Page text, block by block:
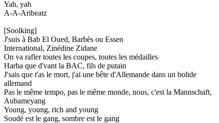
Yah, yah
A-A-Aribeatz
[Soolking]
J'suis à Bab El Oued, Barbès ou Essen
International, Zinédine Zidane
On va rafler toutes les coupes, toutes les médailles
Harba que d'vant la BAC, fils de putain
J'sais que t'as le mort, j'ai une bête d'Allemande dans un bolide
allemand
Pas le même tempo, pas le même monde, nous, c'est la Mannschaft,
Aubameyang
Young, young, rich and young
Soudé est le gang, sombre est le gang